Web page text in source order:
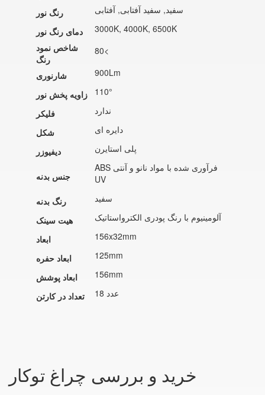
رنگ نور
سفید, سفید آفتابی, آفتابی
دمای رنگ نور
3000K, 4000K, 6500K
شاخص نمود
رنگ
80<
شارنوری
900Lm
زاویه پخش نور
110°
فلیکر
ندارد
شکل
دایره ای
دیفیوزر
پلی استایرن
جنس بدنه
ABS فرآوری شده با مواد نانو و آنتی
UV
رنگ بدنه
سفید
هیت سینک
آلومینیوم با رنگ پودری الکترواستاتیک
ابعاد
156x32mm
ابعاد حفره
125mm
ابعاد پوشش
156mm
تعداد در کارتن
18 عدد
خرید و بررسی چراغ توکار